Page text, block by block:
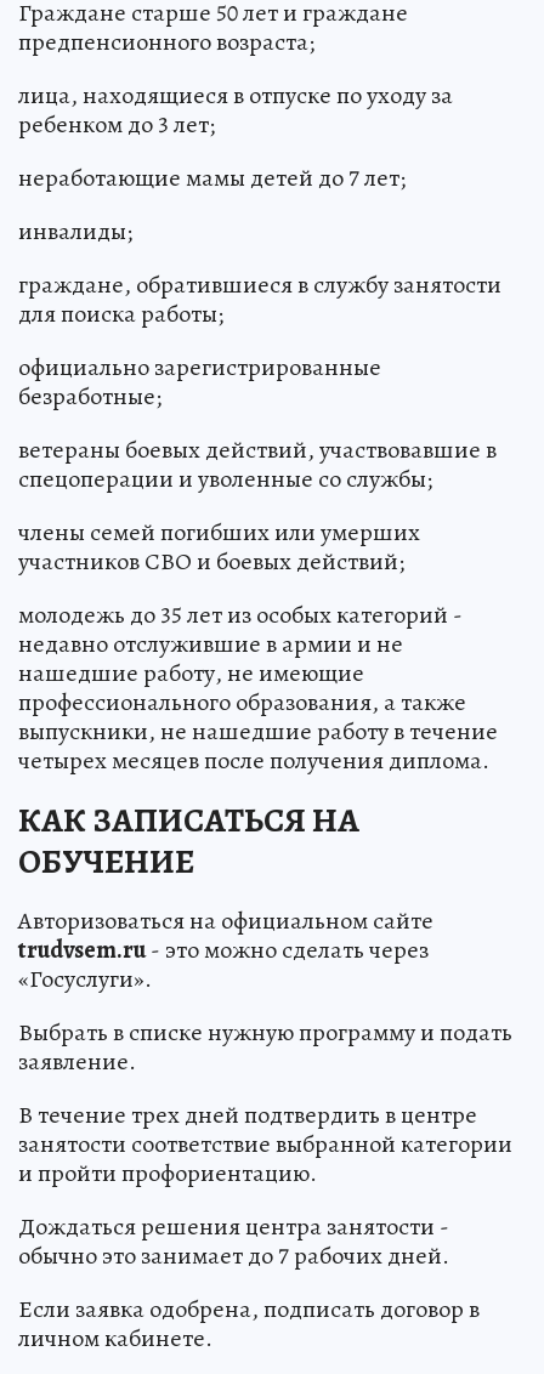
Граждане старше 50 лет и граждане
предпенсионного возраста;
лица, находящиеся в отпуске по уходу за
ребенком до 3 лет;
неработающие мамы детей до 7 лет;
инвалиды;
граждане, обратившиеся в службу занятости
для поиска работы;
официально зарегистрированные
безработные;
ветераны боевых действий, участвовавшие в
спецоперации и уволенные со службы;
члены семей погибших или умерших
участников СВО и боевых действий;
молодежь до 35 лет из особых категорий -
недавно отслужившие в армии и не
нашедшие работу, не имеющие
профессионального образования, а также
выпускники, не нашедшие работу в течение
четырех месяцев после получения диплома.
КАК ЗАПИСАТЬСЯ НА
ОБУЧЕНИЕ
Авторизоваться на официальном сайте
trudvsem.ru- это можно сделать через
«Госуслуги».
Выбрать в списке нужную программу и подать
заявление.
В течение трех дней подтвердить в центре
занятости соответствие выбранной категории
и пройти профориентацию.
Дождаться решения центра занятости -
обычно это занимает до 7 рабочих дней.
Если заявка одобрена, подписать договор в
личном кабинете.